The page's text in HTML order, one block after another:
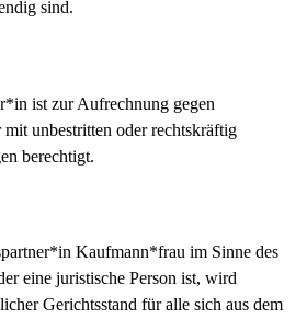
sind.
ist zur Aufrechnung gegen
unbestritten oder rechtskräftig
berechtigt.
Kaufmann*frau im Sinne des
eine juristische Person ist, wird
Gerichtsstand für alle sich aus dem